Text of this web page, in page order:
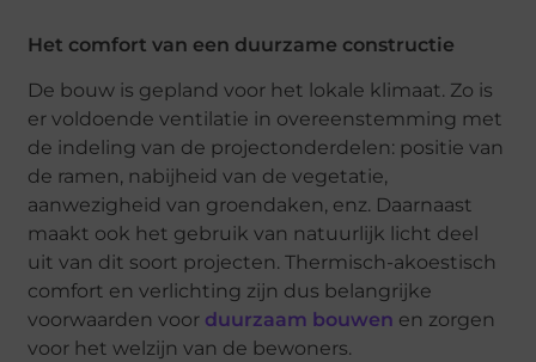
Het comfort van een duurzame constructie
De bouw is gepland voor het lokale klimaat. Zo is
er voldoende ventilatie in overeenstemming met
de indeling van de projectonderdelen: positie van
de ramen, nabijheid van de vegetatie,
aanwezigheid van groendaken, enz. Daarnaast
maakt ook het gebruik van natuurlijk licht deel
uit van dit soort projecten. Thermisch-akoestisch
comfort en verlichting zijn dus belangrijke
voorwaarden voor duurzaam bouwen en zorgen
voor het welzijn van de bewoners.